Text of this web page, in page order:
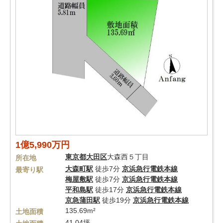
1億5,990万円
所在地 東京都大田区大森西５丁目
最寄り駅
大森町駅 徒歩7分 京浜急行電鉄本線
梅屋敷駅 徒歩7分 京浜急行電鉄本線
平和島駅 徒歩17分 京浜急行電鉄本線
京急蒲田駅 徒歩19分 京浜急行電鉄本線
土地面積
135.69m²